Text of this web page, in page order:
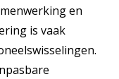
en
is vaak